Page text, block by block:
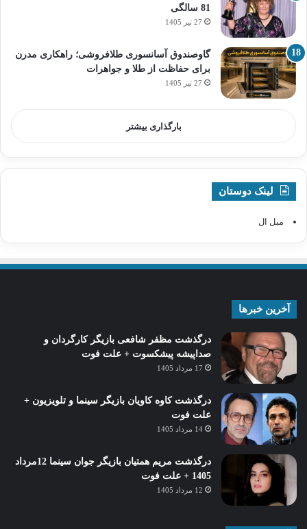
81 سالگی
27 تیر 1405
گاوصندوق آسانسوری طلافروشی؛ راهکاری مدرن
برای حفاظت از طلا و جواهرات
27 تیر 1405
بارگذاری بیشتر
لینک دوستان
مبل ال
آخرین خبرها
درگذشت مظفر شافعی بازیگر کارگردان و
صداپیشه پیشکسوت + علت فوت
17 مرداد 1405
درگذشت کاوه کاویان بازیگر سینما و تلویزیون +
علت فوت
14 مرداد 1405
درگذشت مریم همتیان بازیگر جوان سینما 12مرداد
1405 + علت فوت
12 مرداد 1405